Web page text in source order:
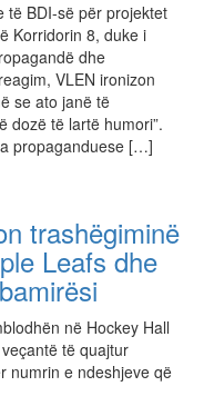
të BDI-së për projektet
Korridorin 8, duke i
dhe
VLEN ironizon
se ato janë të
dozë të lartë humori”.
propaganduese […]
trashëgiminë
Leafs dhe
në Hockey Hall
të quajtur
numrin e ndeshjeve që